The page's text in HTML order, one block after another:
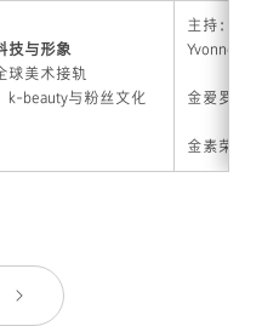
技与形象
球美术接轨
k-beauty与粉丝文化
主持：崔
Yvonne
金爱罗（
金素荣（